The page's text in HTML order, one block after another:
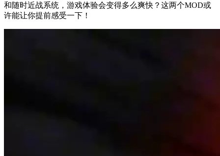
和随时近战系统，游戏体验会变得多么爽快？这两个MOD或
许能让你提前感受一下！